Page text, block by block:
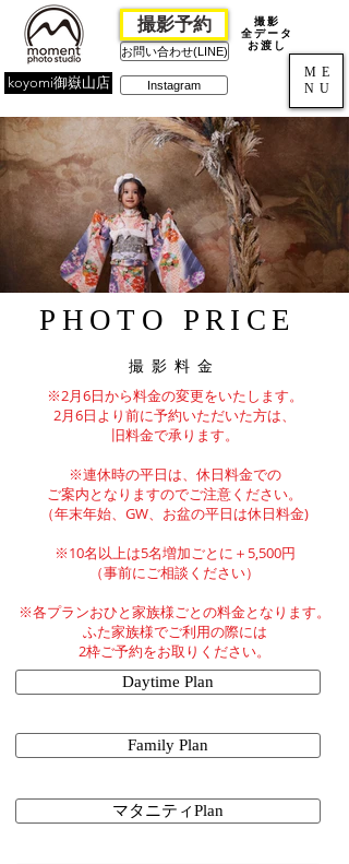
ME
NU
koyomi御嶽山店
撮影予約
お問い合わせ(LINE)
Instagram
撮影
全データ
お渡し
PHOTO PRICE
撮影料金
※2月6日から料金の変更をいたします。
2月6日より前に予約いただいた方は、
旧料金で承ります。
※連休時の平日は、休日料金での
ご案内となりますのでご注意ください。
（年末年始、GW、お盆の平日は休日料金)
※10名以上は5名増加ごとに＋5,500円
（事前にご相談ください）
※各プランおひと家族様ごとの料金となります。
ふた家族様でご利用の際には
2枠ご予約をお取りください。
Daytime Plan
Family Plan
マタニティPlan